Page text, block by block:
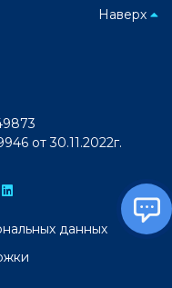
Наверх
от 30.11.2022г.
данных